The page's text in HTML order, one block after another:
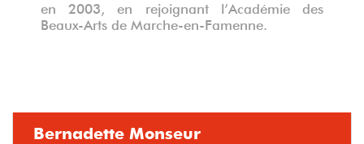
en 2003, en rejoignant l’Académie des
Beaux-Arts de Marche-en-Famenne.
Bernadette Monseur